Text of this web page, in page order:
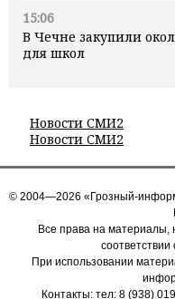
15:06
В Чечне закупили
для школ
Новости СМИ2
Новости СМИ2
© 2004—2026 «Грозный-
Все права на материалы,
При использовании
Контакты: тел: 8 (938)